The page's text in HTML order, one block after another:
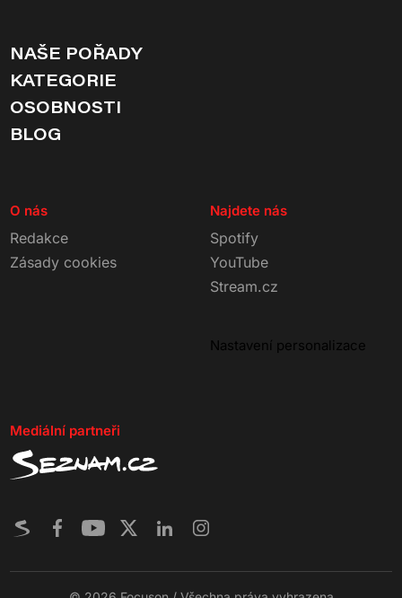
NAŠE POŘADY
KATEGORIE
OSOBNOSTI
BLOG
O nás
Redakce
Zásady cookies
Najdete nás
Spotify
YouTube
Stream.cz
Nastavení personalizace
Mediální partneři